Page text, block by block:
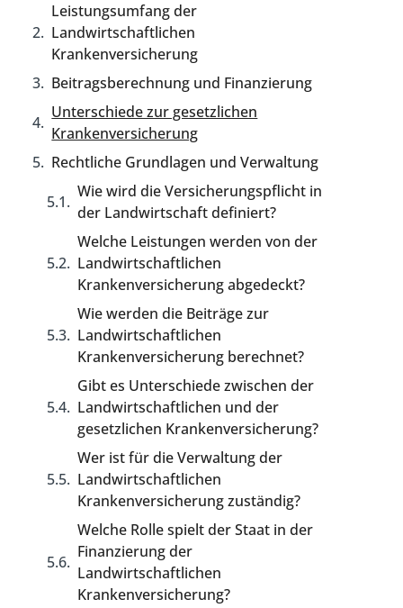
Leistungsumfang der
Landwirtschaftlichen
Krankenversicherung
Beitragsberechnung und Finanzierung
Unterschiede zur gesetzlichen
Krankenversicherung
Rechtliche Grundlagen und Verwaltung
Wie wird die Versicherungspflicht in
der Landwirtschaft definiert?
Welche Leistungen werden von der
Landwirtschaftlichen
Krankenversicherung abgedeckt?
Wie werden die Beiträge zur
Landwirtschaftlichen
Krankenversicherung berechnet?
Gibt es Unterschiede zwischen der
Landwirtschaftlichen und der
gesetzlichen Krankenversicherung?
Wer ist für die Verwaltung der
Landwirtschaftlichen
Krankenversicherung zuständig?
Welche Rolle spielt der Staat in der
Finanzierung der
Landwirtschaftlichen
Krankenversicherung?